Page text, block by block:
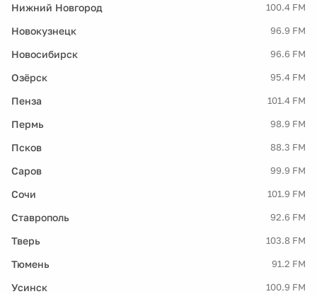
Нижний Новгород 100.4 FM
Новокузнецк 96.9 FM
Новосибирск 96.6 FM
Озёрск 95.4 FM
Пенза 101.4 FM
Пермь 98.9 FM
Псков 88.3 FM
Саров 99.9 FM
Сочи 101.9 FM
Ставрополь 92.6 FM
Тверь 103.8 FM
Тюмень 91.2 FM
Усинск 100.9 FM